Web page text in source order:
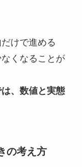
けで進める
くなることが
、数値と実態
の考え方